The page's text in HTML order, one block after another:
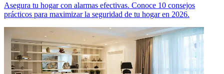
Asegura tu hogar con alarmas efectivas. Conoce 10 consejos
prácticos para maximizar la seguridad de tu hogar en 2026.